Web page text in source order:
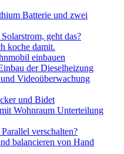
Batterie und zwei
geht das?
koche damit.
einbauen
der Dieselheizung
Videoüberwachung
und Bidet
Wohnraum Unterteilung
verschalten?
balancieren von Hand